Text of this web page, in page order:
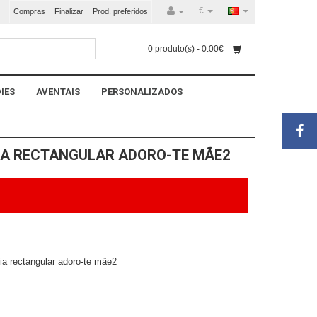
Compras Finalizar Prod. preferidos €
0 produto(s) - 0.00€
AVENTAIS PERSONALIZADOS
RECTANGULAR ADORO-TE MÃE2
rectangular adoro-te mãe2